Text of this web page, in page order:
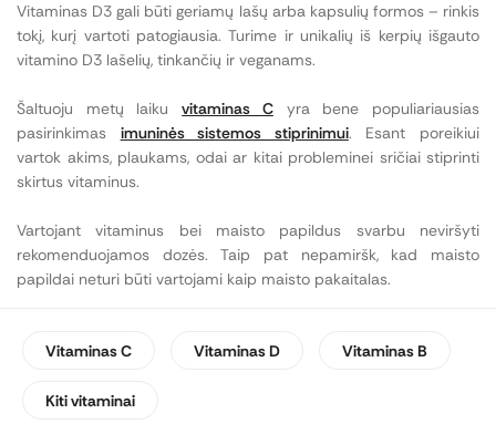
Vitaminas D3 gali būti geriamų lašų arba kapsulių formos – rinkis
tokį, kurį vartoti patogiausia. Turime ir unikalių iš kerpių išgauto
vitamino D3 lašelių, tinkančių ir veganams.
Šaltuoju metų laikuvitaminas Cyra bene populiariausias
pasirinkimas imuninės sistemos stiprinimui. Esant poreikiui
vartok akims, plaukams, odai ar kitai probleminei sričiai stiprinti
skirtus vitaminus.
Vartojant vitaminus bei maisto papildus svarbu neviršyti
rekomenduojamos dozės. Taip pat nepamiršk, kad maisto
papildai neturi būti vartojami kaip maisto pakaitalas.
Vitaminas C Vitaminas D Vitaminas B
Kiti vitaminai